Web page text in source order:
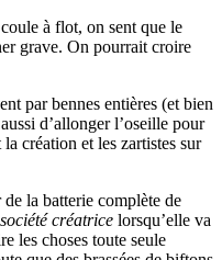
à flot, on sent que le
grave. On pourrait croire
par bennes entières (et bien
d’allonger l’oseille pour
création et les zartistes sur
la batterie complète de
société créatrice lorsqu’elle va
les choses toute seule